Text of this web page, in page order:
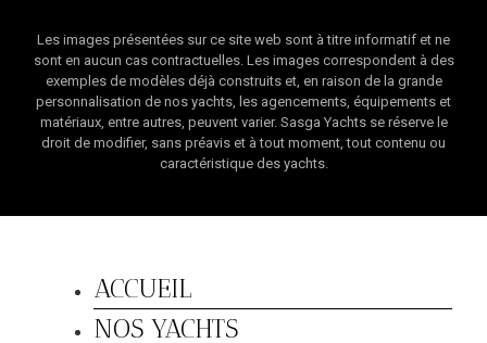
Les images présentées sur ce site web sont à titre informatif et ne
sont en aucun cas contractuelles. Les images correspondent à des
exemples de modèles déjà construits et, en raison de la grande
personnalisation de nos yachts, les agencements, équipements et
matériaux, entre autres, peuvent varier. Sasga Yachts se réserve le
droit de modifier, sans préavis et à tout moment, tout contenu ou
caractéristique des yachts.
ACCUEIL
NOS YACHTS